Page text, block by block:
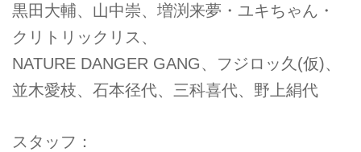
黒田大輔、山中崇、増渕来夢・ユキちゃん・
クリトリックリス、
NATURE DANGER GANG、フジロッ久(仮)、
並木愛枝、石本径代、三科喜代、野上絹代
スタッフ：